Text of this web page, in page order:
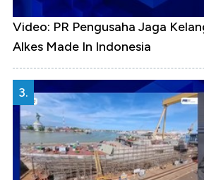
Video: PR Pengusaha Jaga
Alkes Made In Indonesia
3.